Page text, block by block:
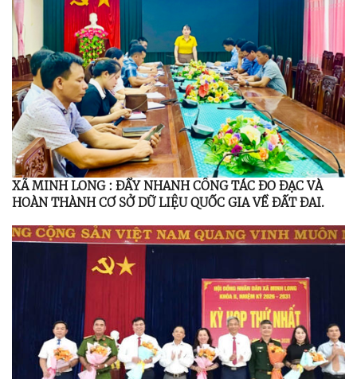
XÃ MINH LONG : ĐẨY NHANH CÔNG TÁC ĐO ĐẠC VÀ
HOÀN THÀNH CƠ SỞ DỮ LIỆU QUỐC GIA VỀ ĐẤT ĐAI.